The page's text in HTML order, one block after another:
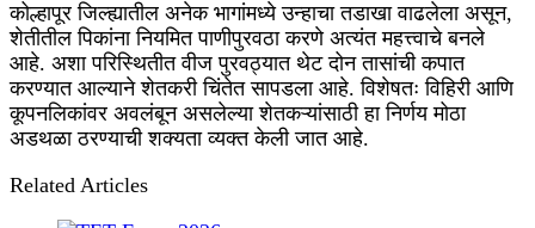
कोल्हापूर जिल्ह्यातील अनेक भागांमध्ये उन्हाचा तडाखा वाढलेला असून,
शेतीतील पिकांना नियमित पाणीपुरवठा करणे अत्यंत महत्त्वाचे बनले
आहे. अशा परिस्थितीत वीज पुरवठ्यात थेट दोन तासांची कपात
करण्यात आल्याने शेतकरी चिंतेत सापडला आहे. विशेषतः विहिरी आणि
कूपनलिकांवर अवलंबून असलेल्या शेतकऱ्यांसाठी हा निर्णय मोठा
अडथळा ठरण्याची शक्यता व्यक्त केली जात आहे.
Related Articles